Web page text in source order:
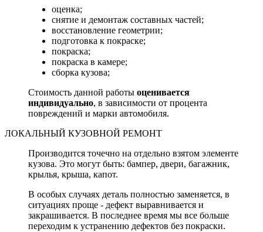
оценка;
снятие и демонтаж составных частей;
восстановление геометрии;
подготовка к покраске;
покраска;
покраска в камере;
сборка кузова;
Стоимость данной работы оценивается
индивидуально, в зависимости от процента
повреждений и марки автомобиля.
ЛОКАЛЬНЫЙ КУЗОВНОЙ РЕМОНТ
Производится точечно на отдельно взятом элементе
кузова. Это могут быть: бампер, двери, багажник,
крылья, крыша, капот.
В особых случаях деталь полностью заменяется, в
ситуациях проще - дефект выравнивается и
закрашивается. В последнее время мы все больше
переходим к устранению дефектов без покраски.